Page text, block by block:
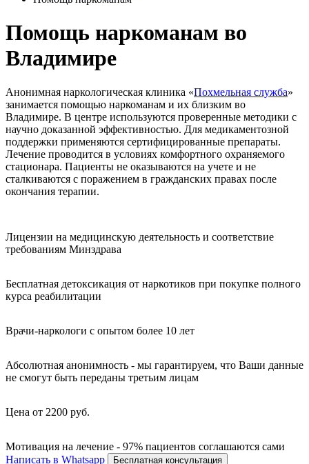
Помощь наркоманам во
Владимире
Анонимная наркологическая клиника «Похмельная служба»
занимается помощью наркоманам и их близким во
Владимире. В центре используются проверенные методики с
научно доказанной эффективностью. Для медикаментозной
поддержки применяются сертифицированные препараты.
Лечение проводится в условиях комфортного охраняемого
стационара. Пациенты не оказываются на учете и не
сталкиваются с поражением в гражданских правах после
окончания терапии.
Лицензии на медицинскую деятельность и соответствие
требованиям Минздрава
Бесплатная детоксикация от наркотиков при покупке полного
курса реабилитации
Врачи-наркологи с опытом более 10 лет
Абсолютная анонимность - мы гарантируем, что Ваши данные
не смогут быть переданы третьим лицам
Цена от 2200 руб.
Мотивация на лечение - 97% пациентов соглашаются сами
Написать в Whatsapp
Бесплатная консультация